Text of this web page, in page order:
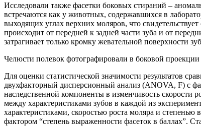
Исследовали также фасетки боковых стираний –
встречаются как у животных, содержавшихся в
выходящих углах верхних моляров, что
происходит от передней к задней части зуба и от
затрагивает только кромку жевательной поверхности
Челюсти полевок фотографировали в боковой
Для оценки статистической значимости результатов
двухфакторный дисперсионный анализ (ANOVA, F) с
наследственной компоненты в изменчивость скорости
между характеристиками зубов в каждой из
характеристиками, скоростью роста моляра и
фактором “степень выраженности фасеток в баллах”.